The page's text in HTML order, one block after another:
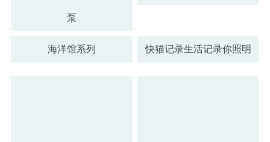
泵
海洋馆系列 快猫记录生活记录你照明